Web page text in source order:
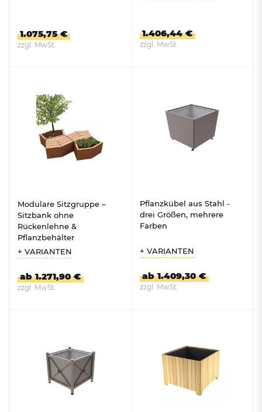
1.075,75 €
zzgl. MwSt.
1.406,44 €
zzgl. MwSt.
Modulare Sitzgruppe –
Sitzbank ohne
Rückenlehne &
Pflanzbehälter
+ VARIANTEN
ab 1.271,90 €
zzgl. MwSt.
Pflanzkübel aus Stahl -
drei Größen, mehrere
Farben
+ VARIANTEN
ab 1.409,30 €
zzgl. MwSt.